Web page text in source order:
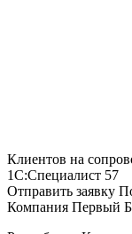
Клиентов на
1С:Специалист 57
Отправить заявку
Компания Первый